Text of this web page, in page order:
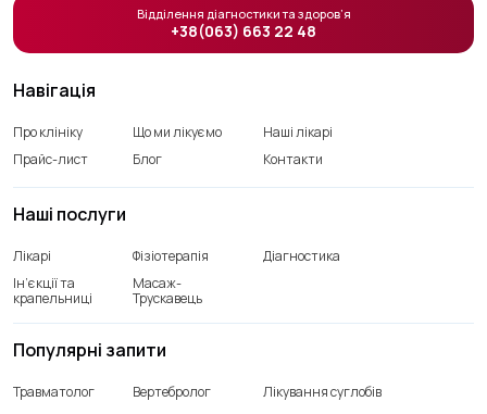
Навігація
Про клініку Що ми лікуємо
Наші лікарі
Прайс-лист
Блог Контакти
Наші послуги
Лікарі Фізіотерапія
Діагностика
Ін’єкції та
крапельниці
Масаж-
Трускавець
Популярні запити
Травматолог Вертебролог
Лікування суглобів
Відділення діагностики та здоров’я
+38(063) 663 22 48